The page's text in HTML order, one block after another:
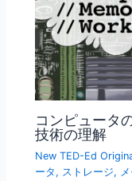
コンピュータ
技術の理解
New TED-Ed
ータ , ストレージ,